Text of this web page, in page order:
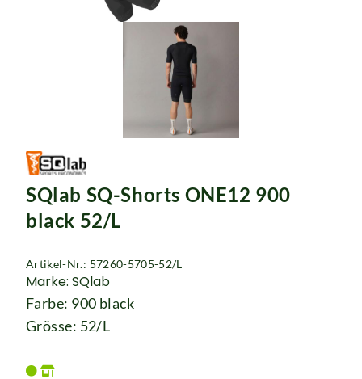
SQlab SQ-Shorts ONE12 900
black 52/L
Artikel-Nr.: 57260-5705-52/L
Marke: SQlab
Farbe: 900 black
Grösse: 52/L